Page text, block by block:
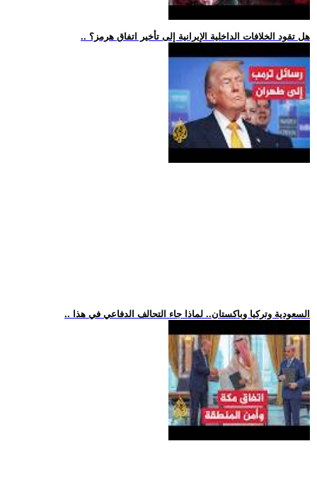
.. هل تقود الخلافات الداخلية الإيرانية إلى تأخير اتفاق هرمز؟
.. السعودية وتركيا وباكستان.. لماذا جاء التحالف الدفاعي في هذا